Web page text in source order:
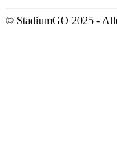
© StadiumGO 2025 -